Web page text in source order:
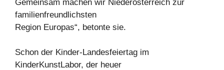
Gemeinsam machen wir Niederösterreich zur
familienfreundlichsten
Region Europas“, betonte sie.
Schon der Kinder-Landesfeiertag im
KinderKunstLabor, der heuer